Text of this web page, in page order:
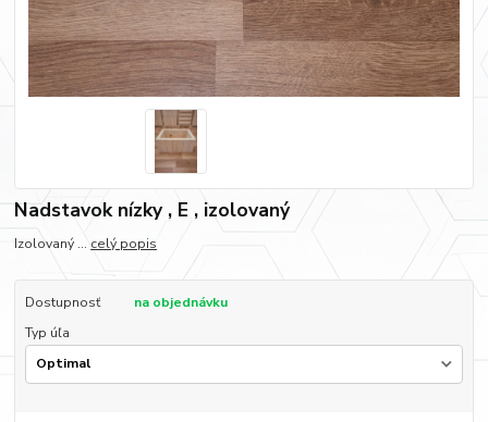
Nadstavok nízky , E , izolovaný
Izolovaný ... celý popis
Dostupnosť
na objednávku
Typ úľa